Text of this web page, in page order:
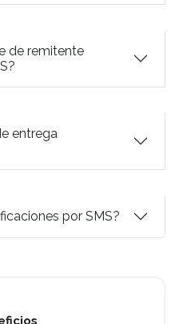
de remitente
entrega
por SMS?